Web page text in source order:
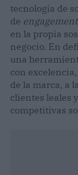
tecnología de
de engagement
en la propia
negocio. En
una
con
de la marca, a
clientes leales
competitivas